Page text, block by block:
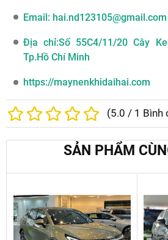
Email : hai.nd123105@gmail.com
Địa chỉ:Số 55C4/11/20 Cây
Tp.Hồ Chí Minh
https://maynenkhidaihai.com
(5.0 / 1 Bình
SẢN PHẨM